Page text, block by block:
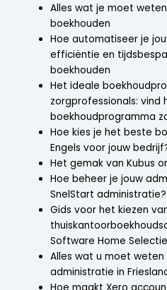
Alles wat je moet
boekhouden
Hoe automatiseer je
efficiëntie en
boekhouden
Het ideale
zorgprofessionals: vind
boekhoudprogramma
Hoe kies je het beste
Engels voor jouw
Het gemak van Kubus
Hoe beheer je jouw
SnelStart administratie?
Gids voor het kiezen
Software Home
Alles wat u moet weten
administratie in